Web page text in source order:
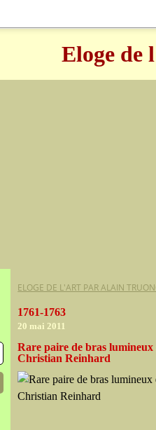
Eloge
ELOGE DE L'ART PAR ALAIN
1761-1763
20 mai 2011
Rare paire de bras
Christian Reinhard